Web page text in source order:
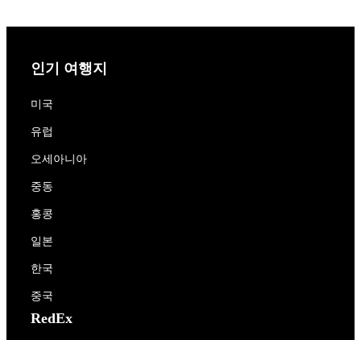
인기 여행지
미국
유럽
오세아니아
중동
홍콩
일본
한국
중국
RedEx